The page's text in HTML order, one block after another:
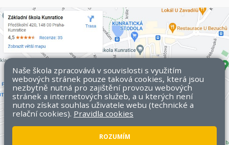
Naše škola zpracovává v souvislosti s využitím
webových stránek pouze taková cookies, která jsou
nezbytně nutná pro zajištění provozu webových
stránek a internetových služeb, a u kterých není
nutno získat souhlas uživatele webu (technické a
relační cookies). Pravidla cookies
ROZUMÍM